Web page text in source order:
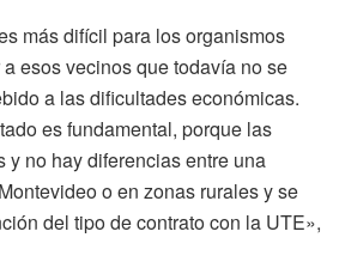
más difícil para los organismos
esos vecinos que todavía no se
a las dificultades económicas.
es fundamental, porque las
y no hay diferencias entre una
o en zonas rurales y se
del tipo de contrato con la UTE»,